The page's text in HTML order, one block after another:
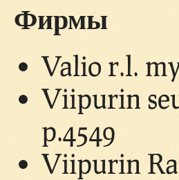
Фирмы
Valio r.l.
Viipurin
p.4549
Viipurin